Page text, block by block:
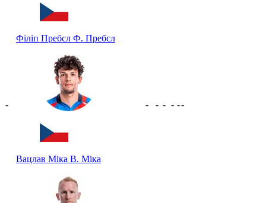
Філіп Пребсл Ф. Пребсл
-
Вацлав Міка В. Міка
- - - - --